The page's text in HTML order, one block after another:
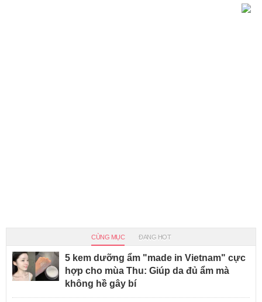
CÙNG MỤC ĐANG HOT
5 kem dưỡng ẩm "made in Vietnam" cực
hợp cho mùa Thu: Giúp da đủ ẩm mà
không hề gây bí